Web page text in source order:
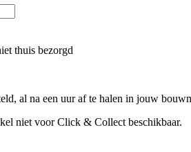
thuis bezorgd
al na een uur af te halen in jouw
niet voor Click & Collect beschikbaar.